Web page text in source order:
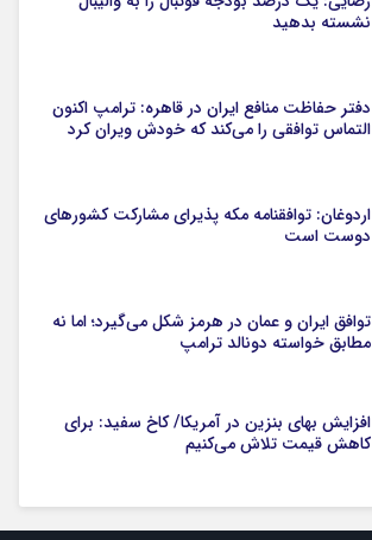
نشسته بدهید
دفتر حفاظت منافع ایران در قاهره: ترامپ اکنون
التماس توافقی را می‌کند که خودش ویران کرد
اردوغان: توافقنامه مکه پذیرای مشارکت کشورهای
دوست است
توافق ایران و عمان در هرمز شکل می‌گیرد؛ اما نه
مطابق خواسته دونالد ترامپ
افزایش بهای بنزین در آمریکا/ کاخ سفید: برای
کاهش قیمت تلاش می‌کنیم